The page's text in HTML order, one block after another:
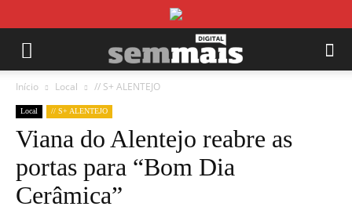
Início Local // S+ ALENTEJO
Local // S+ ALENTEJO
Viana do Alentejo reabre as
portas para “Bom Dia
Cerâmica”